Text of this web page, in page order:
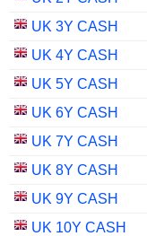
UK 3Y CASH
UK 4Y CASH
UK 5Y CASH
UK 6Y CASH
UK 7Y CASH
UK 8Y CASH
UK 9Y CASH
UK 10Y CASH